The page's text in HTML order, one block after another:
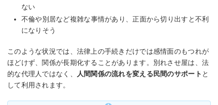
ない
不倫や別居など複雑な事情があり、正面から切り出すと不利
になりそう
このような状況では、法律上の手続きだけでは感情面のもつれが
ほどけず、関係が長期化することがあります。別れさせ屋は、法
的な代理人ではなく、
人間関係の流れを変える民間のサポート と
して利用されます。